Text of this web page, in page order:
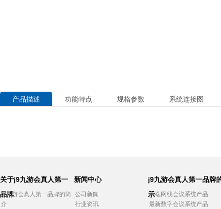
产品描述 功能特点 规格参数 系统连接图
关于j9九游会真人第一
品牌
j9九游会真人第一品牌的简
介
新闻中心
公司新闻
行业资讯
j9九游会真人第一品牌
示
高端网线会议系统产品
最新数字会议系统产品